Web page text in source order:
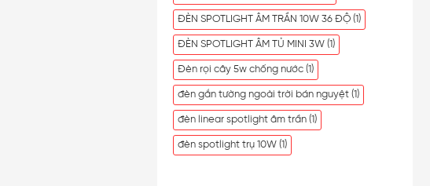
ĐÈN SPOTLIGHT ÂM TRẦN 10W 36 ĐỘ (1)
ĐÈN SPOTLIGHT ÂM TỦ MINI 3W (1)
Đèn rọi cây 5w chống nước (1)
đèn gắn tường ngoài trời bán nguyệt (1)
đèn linear spotlight âm trần (1)
đèn spotlight trụ 10W (1)